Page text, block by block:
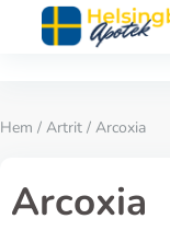
Hem / Artrit / Arcoxia
Arcoxia